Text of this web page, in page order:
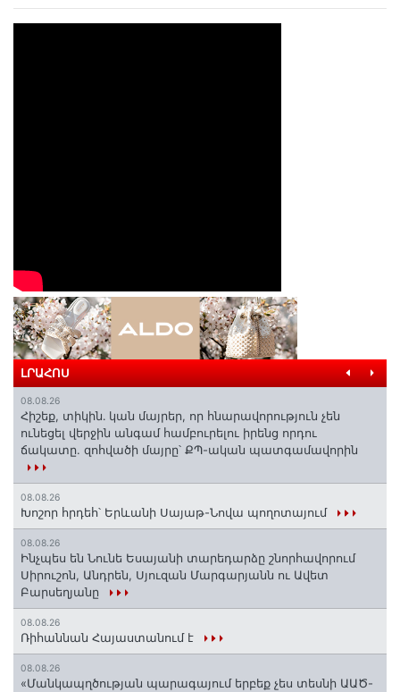
ԼՐԱՀՈՍ
08.08.26
Հիշեք, տիկին․ կան մայրեր, որ հնարավորություն չեն
ունեցել վերջին անգամ համբուրելու իրենց որդու
ճակատը. զոհվածի մայրը՝ ՔՊ-ական պատգամավորին
08.08.26
Խոշոր հրդեհ՝ Երևանի Սայաթ-Նովա պողոտայում
08.08.26
Ինչպես են Նունե Եսայանի տարեդարձը շնորհավորում
Սիրուշոն, Անդրեն, Սյուզան Մարգարյանն ու Ավետ
Բարսեղյանը
08.08.26
Ռիհաննան Հայաստանում է
08.08.26
«Մանկապղծության պարագայում երբեք չես տեսնի ԱԱԾ-